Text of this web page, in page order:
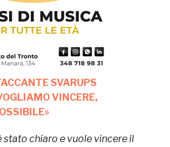
SVARUPS
VINCERE,
stato chiaro e vuole vincere il